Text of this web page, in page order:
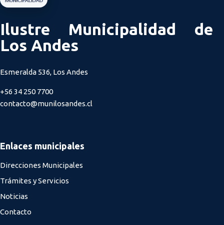
Ilustre Municipalidad de
Los Andes
Esmeralda 536, Los Andes
+56 34 250 7700
contacto@munilosandes.cl
Enlaces municipales
Direcciones Municipales
Trámites y Servicios
Noticias
Contacto